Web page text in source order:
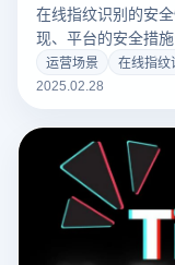
在线指纹识别的安
现、平台的安全措
在线指纹验证时，
性：
运营场景
在线指纹
2025.02.28